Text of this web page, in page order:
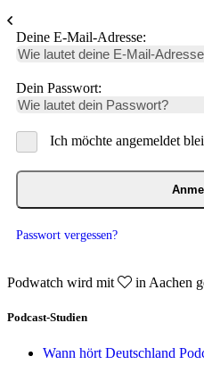
Deine E-Mail-Adresse:
Dein Passwort:
Ich möchte angemeldet
Passwort vergessen?
Podwatch wird mit in Aachen
Podcast-Studien
Wann hört Deutschland